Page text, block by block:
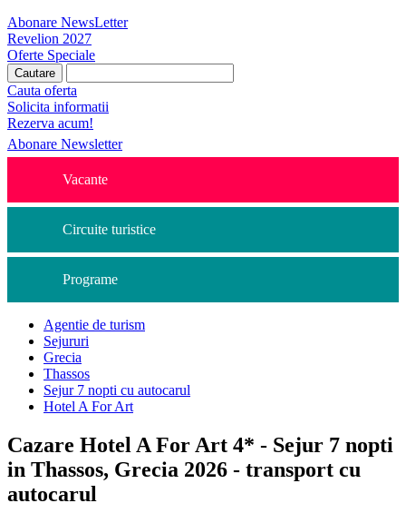
Abonare NewsLetter
Revelion 2027
Oferte Speciale
Cauta oferta
Solicita informatii
Rezerva acum!
Abonare Newsletter
Vacante
Circuite turistice
Programe
Agentie de turism
Sejururi
Grecia
Thassos
Sejur 7 nopti cu autocarul
Hotel A For Art
Cazare Hotel A For Art 4* - Sejur 7 nopti
in Thassos, Grecia 2026 - transport cu
autocarul